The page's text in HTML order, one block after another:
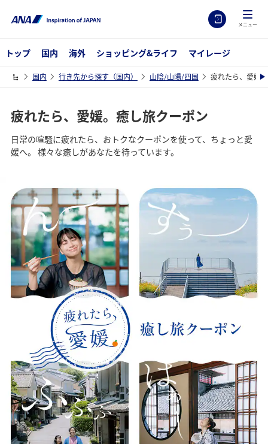
メニュー
トップ 国内 海外 ショッピング&ライフ マイレージ
国内 行き先から探す（国内） 山陰/山陽/四国 疲れたら、愛媛
疲れたら、愛媛。癒し旅クーポン
日常の喧騒に疲れたら、おトクなクーポンを使って、ちょっと愛
媛へ。 様々な癒しがあなたを待っています。